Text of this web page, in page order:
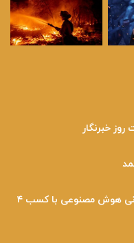
خبرنگار
درخشش نخبگان ایرانی در المپیاد جهانی هوش مصنوعی با کسب ۴